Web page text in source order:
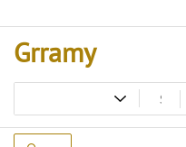
to
content
Grramy